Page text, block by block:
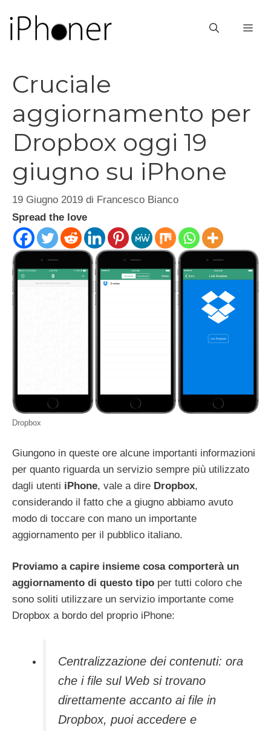
contenuto
Cruciale
aggiornamento per
Dropbox oggi 19
giugno su iPhone
19 Giugno 2019 di Francesco Bianco
Spread the love
Dropbox
Giungono in queste ore alcune importanti informazioni
per quanto riguarda un servizio sempre più utilizzato
dagli utenti iPhone, vale a dire Dropbox,
considerando il fatto che a giugno abbiamo avuto
modo di toccare con mano un importante
aggiornamento per il pubblico italiano.
Proviamo a capire insieme cosa comporterà un
aggiornamento di questo tipo per tutti coloro che
sono soliti utilizzare un servizio importante come
Dropbox a bordo del proprio iPhone:
Centralizzazione dei contenuti: ora
che i file sul Web si trovano
direttamente accanto ai file in
Dropbox, puoi accedere e